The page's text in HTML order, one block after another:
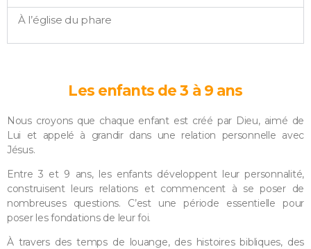
À l’église du phare
Les enfants de 3 à 9 ans
Nous croyons que chaque enfant est créé par Dieu, aimé de
Lui et appelé à grandir dans une relation personnelle avec
Jésus.
Entre 3 et 9 ans, les enfants développent leur personnalité,
construisent leurs relations et commencent à se poser de
nombreuses questions. C’est une période essentielle pour
poser les fondations de leur foi.
À travers des temps de louange, des histoires bibliques, des